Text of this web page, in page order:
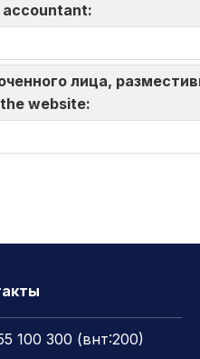
accountant:
лица,
website:
100 300 (внт:200)